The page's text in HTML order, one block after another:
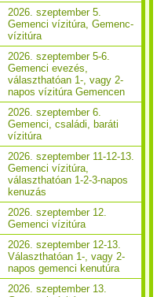
2026. szeptember 5.
Gemenci vízitúra, Gemenc-
vízitúra
2026. szeptember 5-6.
Gemenci evezés,
választhatóan 1-, vagy 2-
napos vízitúra Gemencen
2026. szeptember 6.
Gemenci, családi, baráti
vízitúra
2026. szeptember 11-12-13.
Gemenci vízitúra,
választhatóan 1-2-3-napos
kenuzás
2026. szeptember 12.
Gemenci vízitúra
2026. szeptember 12-13.
Választhatóan 1-, vagy 2-
napos gemenci kenutúra
2026. szeptember 13.